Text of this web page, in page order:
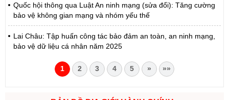
Quốc hội thông qua Luật An ninh mạng (sửa đổi): Tăng cường
bảo vệ không gian mạng và nhóm yếu thế
Lai Châu: Tập huấn công tác bảo đảm an toàn, an ninh mạng,
bảo vệ dữ liệu cá nhân năm 2025
1 2 3 4 5 » »»